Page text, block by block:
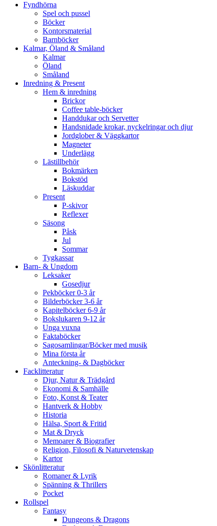
Fyndhörna
Spel och pussel
Böcker
Kontorsmaterial
Barnböcker
Kalmar, Öland & Småland
Kalmar
Öland
Småland
Inredning & Present
Hem & inredning
Brickor
Coffee table-böcker
Handdukar och Servetter
Handsnidade krokar, nyckelringar och djur
Jordglober & Väggkartor
Magneter
Underlägg
Lästillbehör
Bokmärken
Bokstöd
Läskuddar
Present
P-skivor
Reflexer
Säsong
Påsk
Jul
Sommar
Tygkassar
Barn- & Ungdom
Leksaker
Gosedjur
Pekböcker 0-3 år
Bilderböcker 3-6 år
Kapitelböcker 6-9 år
Bokslukaren 9-12 år
Unga vuxna
Faktaböcker
Sagosamlingar/Böcker med musik
Mina första år
Anteckning- & Dagböcker
Facklitteratur
Djur, Natur & Trädgård
Ekonomi & Samhälle
Foto, Konst & Teater
Hantverk & Hobby
Historia
Hälsa, Sport & Fritid
Mat & Dryck
Memoarer & Biografier
Religion, Filosofi & Naturvetenskap
Kartor
Skönlitteratur
Romaner & Lyrik
Spänning & Thrillers
Pocket
Rollspel
Fantasy
Dungeons & Dragons